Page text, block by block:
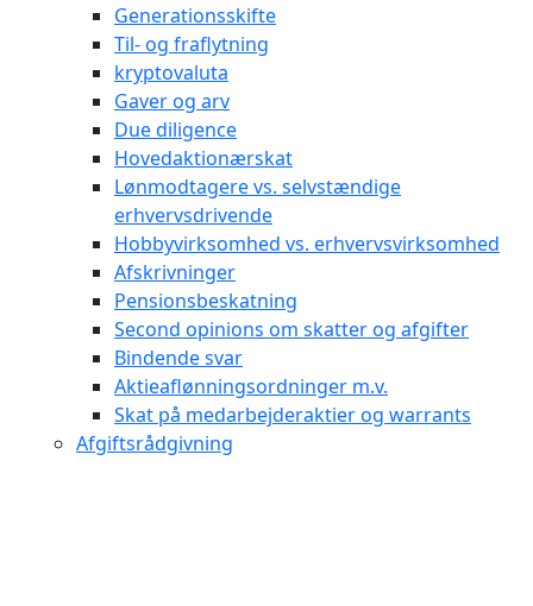
Generationsskifte
Til- og fraflytning
kryptovaluta
Gaver og arv
Due diligence
Hovedaktionærskat
Lønmodtagere vs. selvstændige
erhvervsdrivende
Hobbyvirksomhed vs. erhvervsvirksomhed
Afskrivninger
Pensionsbeskatning
Second opinions om skatter og afgifter
Bindende svar
Aktieaflønningsordninger m.v.
Skat på medarbejderaktier og warrants
Afgiftsrådgivning